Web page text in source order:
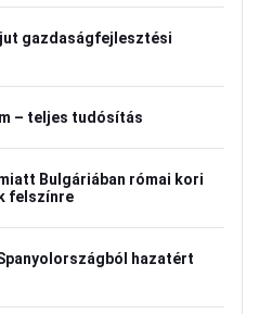
gazdaságfejlesztési
– teljes tudósítás
Bulgáriában római kori
felszínre
hazatért